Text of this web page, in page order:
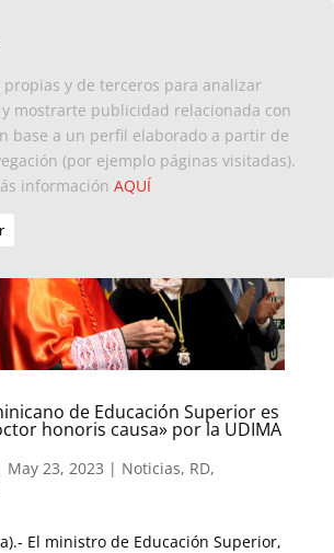
de Educación Superior es
honoris causa» por la UDIMA
May 23, 2023 | Noticias, RD,
El ministro de Educación Superior,
propias y de terceros para analizar
mostrarte publicidad relacionada con
base a un perfil elaborado a partir de
(por ejemplo páginas visitadas).
información AQUÍ